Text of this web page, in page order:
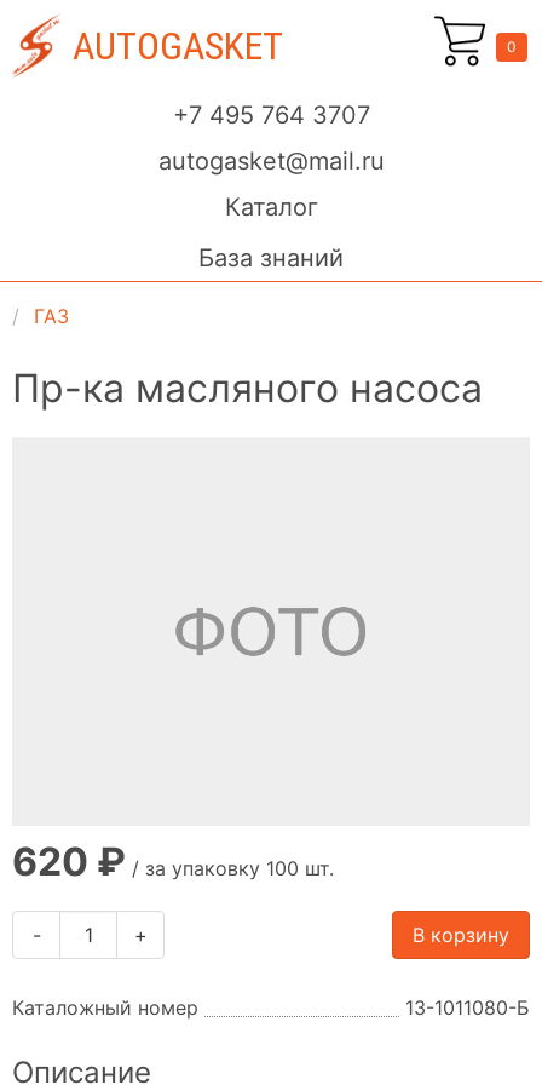
AUTOGASKET
+7 495 764 3707
autogasket@mail.ru
Каталог
База знаний
0
ГАЗ
Пр-ка масляного насоса
620 ₽ / за упаковку 100 шт.
- + В корзину
Каталожный номер 13-1011080-Б
Описание